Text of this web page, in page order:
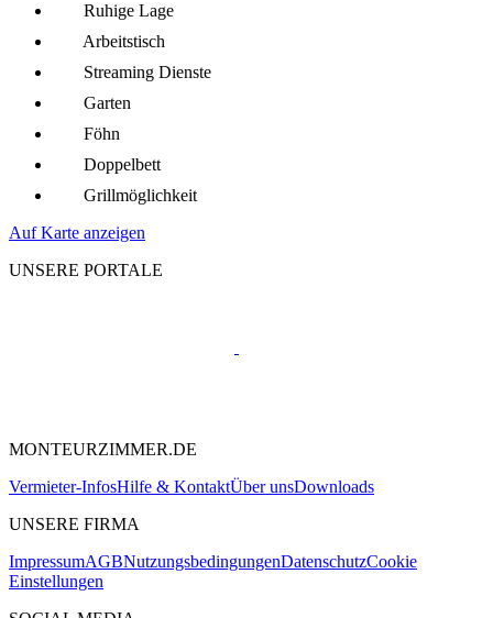
Ruhige Lage
Arbeitstisch
Streaming Dienste
Garten
Föhn
Doppelbett
Grillmöglich­keit
Auf Karte anzeigen
UNSERE PORTALE
MONTEURZIMMER.DE
Vermieter-InfosHilfe & KontaktÜber unsDownloads
UNSERE FIRMA
ImpressumAGBNutzungsbedingungenDatenschutzCookie
Einstellungen